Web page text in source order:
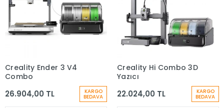
Creality Ender 3 V4
Combo
26.904,00 TL KARGO
BEDAVA
Creality Hi Combo 3D
Yazıcı
22.024,00 TL KARGO
BEDAVA